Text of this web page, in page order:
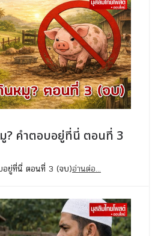
? คำตอบอยู่ที่นี่ ตอนที่ 3
อยู่ที่นี่ ตอนที่ 3 (จบ)อ่านต่อ...